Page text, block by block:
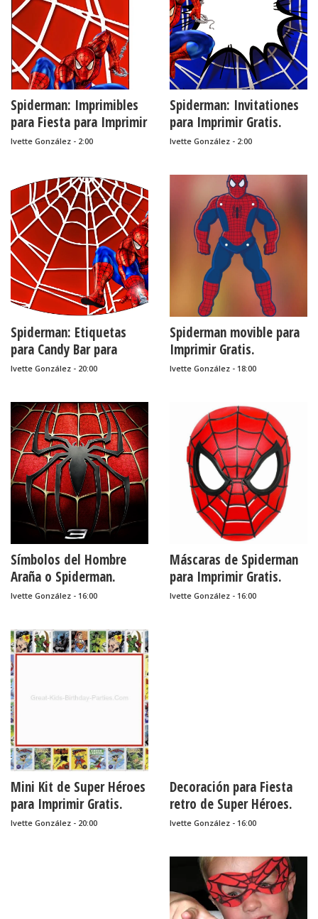
Spiderman: Imprimibles
para Fiesta para Imprimir
Gratis.
Ivette González - 2:00
Spiderman: Invitationes
para Imprimir Gratis.
Ivette González - 2:00
Spiderman: Etiquetas
para Candy Bar para
Imprimir Gratis.
Ivette González - 20:00
Spiderman movible para
Imprimir Gratis.
Ivette González - 18:00
Símbolos del Hombre
Araña o Spiderman.
Ivette González - 16:00
Máscaras de Spiderman
para Imprimir Gratis.
Ivette González - 16:00
Mini Kit de Super Héroes
para Imprimir Gratis.
Ivette González - 20:00
Decoración para Fiesta
retro de Super Héroes.
Ivette González - 16:00